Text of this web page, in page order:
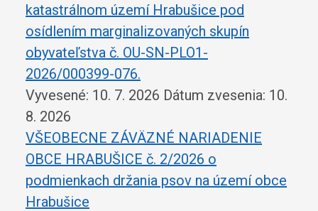
katastrálnom území Hrabušice pod
osídlením marginalizovaných skupín
obyvateľstva č. OU-SN-PLO1-
2026/000399-076.
Vyvesené: 10. 7. 2026 Dátum zvesenia: 10.
8. 2026
VŠEOBECNE ZÁVÄZNÉ NARIADENIE
OBCE HRABUŠICE č. 2/2026 o
podmienkach držania psov na území obce
Hrabušice